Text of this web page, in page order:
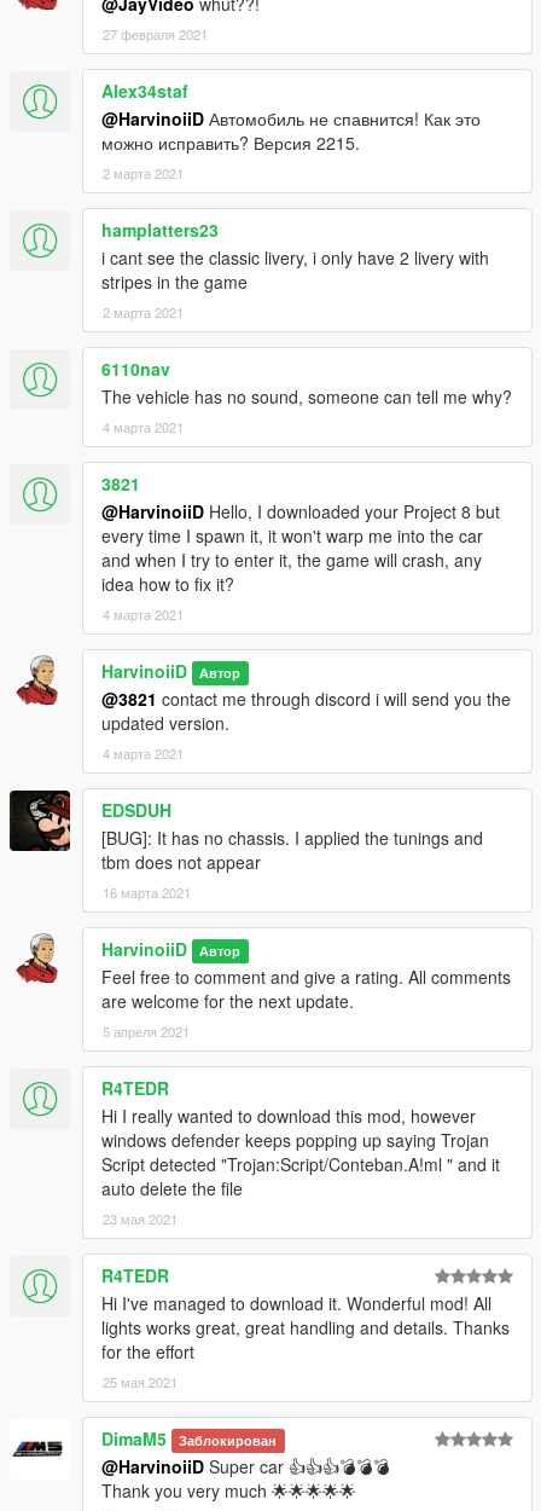
3. Start the game, spawnname: gtam21
4.Go!
||lI|II||||lI|II||||lI|II||||lI|II||||lI|II||||lI|II||||lI Bug Report's politics
|II||||lI|II||||lI|II||||lI|II||||lI|II||||lI|II||||lI|II||||lI|II||||lI|II|||
Feel free to report all bugs you find related to the conversion,
or the texturing.
Start your message by
[BUG] : describe the bug
[URL] : screenshot of the bug if necessary
( Don't post : * car don't have sound or *handling is bad or *my
game crash in loading)
I will try to fix at ten bugs or each month
===============================================
Please DO NOT edit the car without my permission. Thank you!
Please DO NOT RE-UPLOAD my mods on other sites.
---------------------------------------------- G.V.M.A ----------------------
---------------------------------
27 февраля 2021
Alex34staf
@HarvinoiiD Автомобиль не спавнится! Как это
можно исправить? Версия 2215.
2 марта 2021
hamplatters23
i cant see the classic livery, i only have 2 livery with
stripes in the game
2 марта 2021
6110nav
The vehicle has no sound, someone can tell me why?
4 марта 2021
3821
@HarvinoiiD Hello, I downloaded your Project 8 but
every time I spawn it, it won't warp me into the car
and when I try to enter it, the game will crash, any
idea how to fix it?
4 марта 2021
HarvinoiiD Автор
@3821 contact me through discord i will send you the
updated version.
4 марта 2021
EDSDUH
[BUG]: It has no chassis. I applied the tunings and
tbm does not appear
16 марта 2021
HarvinoiiD Автор
Feel free to comment and give a rating. All comments
are welcome for the next update.
5 апреля 2021
R4TEDR
Hi I really wanted to download this mod, however
windows defender keeps popping up saying Trojan
Script detected "Trojan:Script/Conteban.A!ml " and it
auto delete the file
23 мая 2021
R4TEDR
Hi I've managed to download it. Wonderful mod! All
lights works great, great handling and details. Thanks
for the effort
25 мая 2021
DimaM5 Заблокирован
@HarvinoiiD Super car 👍👍👍💣💣💣
Thank you very much 🌟🌟🌟🌟🌟